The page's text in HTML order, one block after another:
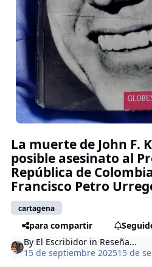
La muerte de John F.
posible asesinato al
República de
Francisco Petro
cartagena
para compartir
By El Escribidor in Reseña...
15 de septiembre 202515 de